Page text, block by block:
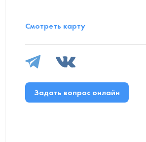
Смотреть карту
Задать вопрос онлайн